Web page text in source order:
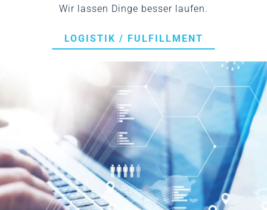
Wir lassen Dinge besser laufen.
LOGISTIK / FULFILLMENT